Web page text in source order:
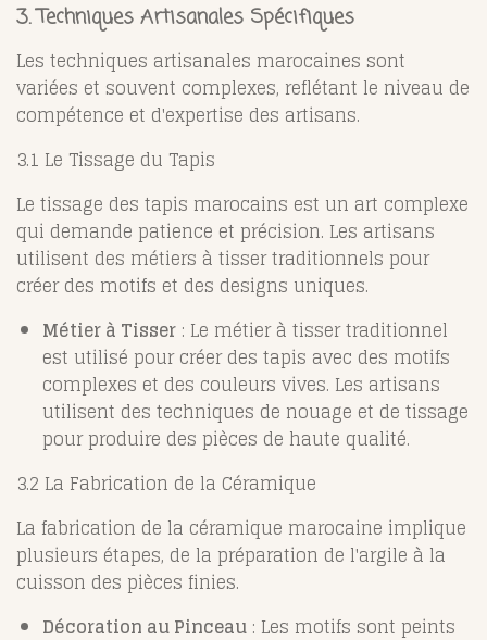
3. Techniques Artisanales Spécifiques
Les techniques artisanales marocaines sont
variées et souvent complexes, reflétant le niveau de
compétence et d'expertise des artisans.
3.1 Le Tissage du Tapis
Le tissage des tapis marocains est un art complexe
qui demande patience et précision. Les artisans
utilisent des métiers à tisser traditionnels pour
créer des motifs et des designs uniques.
Métier à Tisser : Le métier à tisser traditionnel
est utilisé pour créer des tapis avec des motifs
complexes et des couleurs vives. Les artisans
utilisent des techniques de nouage et de tissage
pour produire des pièces de haute qualité.
3.2 La Fabrication de la Céramique
La fabrication de la céramique marocaine implique
plusieurs étapes, de la préparation de l'argile à la
cuisson des pièces finies.
Décoration au Pinceau : Les motifs sont peints